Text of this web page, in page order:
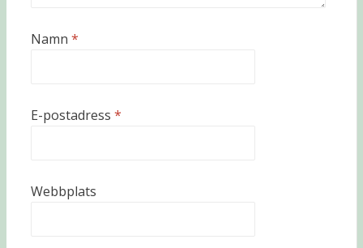
Namn *
E-postadress *
Webbplats